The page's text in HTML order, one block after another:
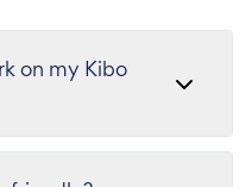
on my Kibo